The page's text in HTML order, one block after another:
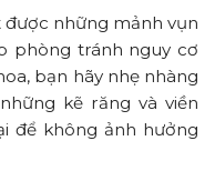
được những mảnh vụn
phòng tránh nguy cơ
bạn hãy nhẹ nhàng
kẽ răng và viền
để không ảnh hưởng